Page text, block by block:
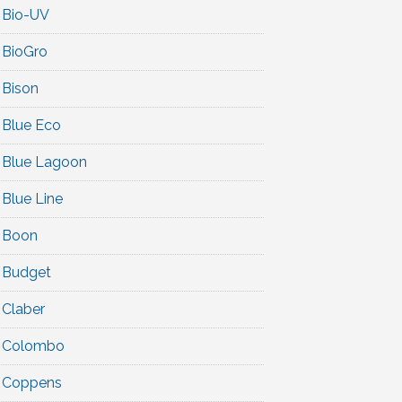
Bio-UV
BioGro
Bison
Blue Eco
Blue Lagoon
Blue Line
Boon
Budget
Claber
Colombo
Coppens